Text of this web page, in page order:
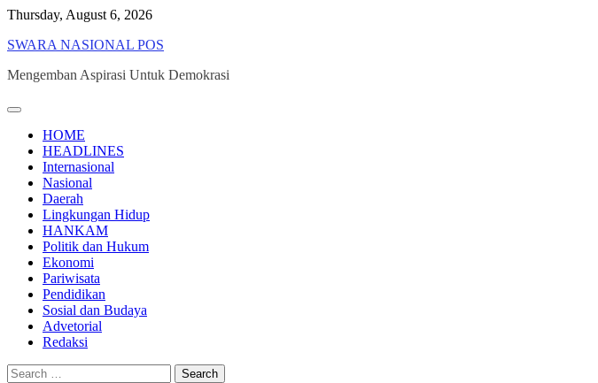
Skip
content
Thursday, August 6, 2026
SWARA NASIONAL POS
Mengemban Aspirasi Untuk Demokrasi
HOME
HEADLINES
Internasional
Nasional
Daerah
Lingkungan Hidup
HANKAM
Politik dan Hukum
Ekonomi
Pariwisata
Pendidikan
Sosial dan Budaya
Advetorial
Redaksi
Search